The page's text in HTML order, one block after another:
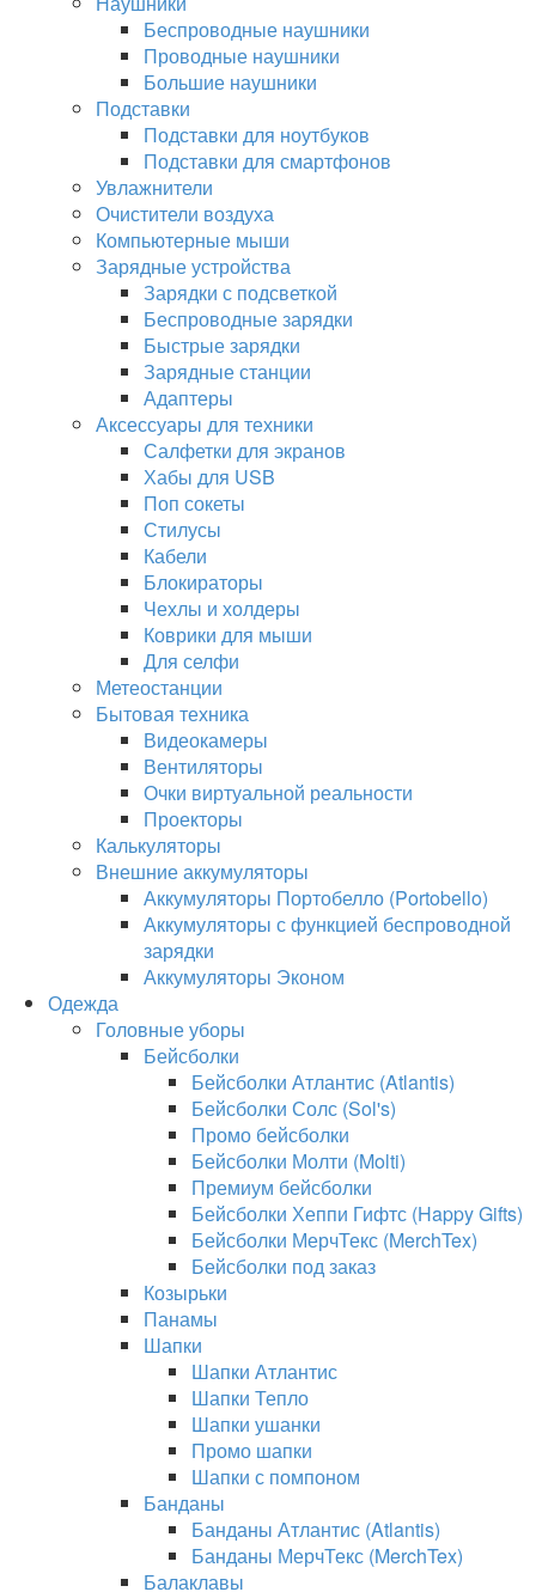
Беспроводные наушники
Проводные наушники
Большие наушники
Подставки
Подставки для ноутбуков
Подставки для смартфонов
Увлажнители
Очистители воздуха
Компьютерные мыши
Зарядные устройства
Зарядки с подсветкой
Беспроводные зарядки
Быстрые зарядки
Зарядные станции
Адаптеры
Аксессуары для техники
Салфетки для экранов
Хабы для USB
Поп сокеты
Стилусы
Кабели
Блокираторы
Чехлы и холдеры
Коврики для мыши
Для селфи
Метеостанции
Бытовая техника
Видеокамеры
Вентиляторы
Очки виртуальной реальности
Проекторы
Калькуляторы
Внешние аккумуляторы
Аккумуляторы Портобелло (Portobello)
Аккумуляторы с функцией беспроводной
зарядки
Аккумуляторы Эконом
Одежда
Головные уборы
Бейсболки
Бейсболки Атлантис (Atlantis)
Бейсболки Солс (Sol's)
Промо бейсболки
Бейсболки Молти (Molti)
Премиум бейсболки
Бейсболки Хеппи Гифтс (Happy Gifts)
Бейсболки МерчТекс (MerchTex)
Бейсболки под заказ
Козырьки
Панамы
Шапки
Шапки Атлантис
Шапки Тепло
Шапки ушанки
Промо шапки
Шапки с помпоном
Банданы
Банданы Атлантис (Atlantis)
Банданы МерчТекс (MerchTex)
Балаклавы